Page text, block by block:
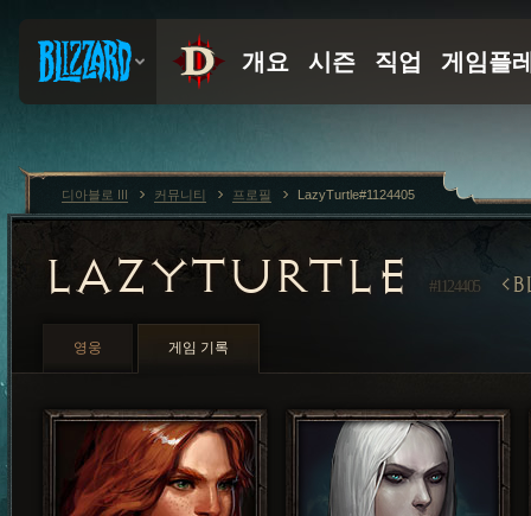
LAZYTURTLE #1124405
영웅 게임 기록
디아블로 III 커뮤니티 프로필 LazyTurtle#1124405